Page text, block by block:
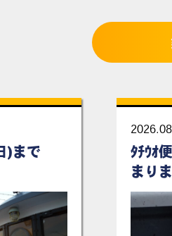
)まで
ﾀﾁｳｵ
まり